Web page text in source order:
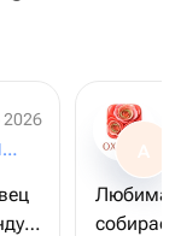
2026
Шарики Шарк A
Любимая